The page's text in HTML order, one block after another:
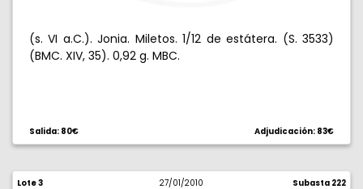
(s. VI a.C.). Jonia. Miletos. 1/12 de estátera. (S. 3533)
(BMC. XIV, 35). 0,92 g. MBC.
Salida: 80€ Adjudicación: 83€
Lote 3 27/01/2010 Subasta 222